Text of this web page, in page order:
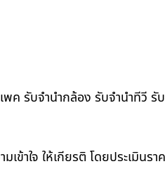
ค รับจำนำกล้อง รับจำนำทีวี รั
าใจ ให้เกียรติ โดยประเมินรา